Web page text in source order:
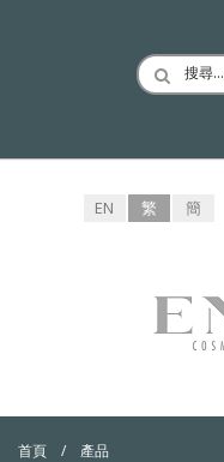
搜尋…
EN 繁
簡
首頁 產品